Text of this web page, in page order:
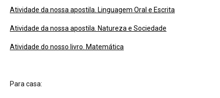
Atividade da nossa apostila. Linguagem Oral e Escrita
Atividade da nossa apostila. Natureza e Sociedade
Atividade do nosso livro. Matemática
Para casa: